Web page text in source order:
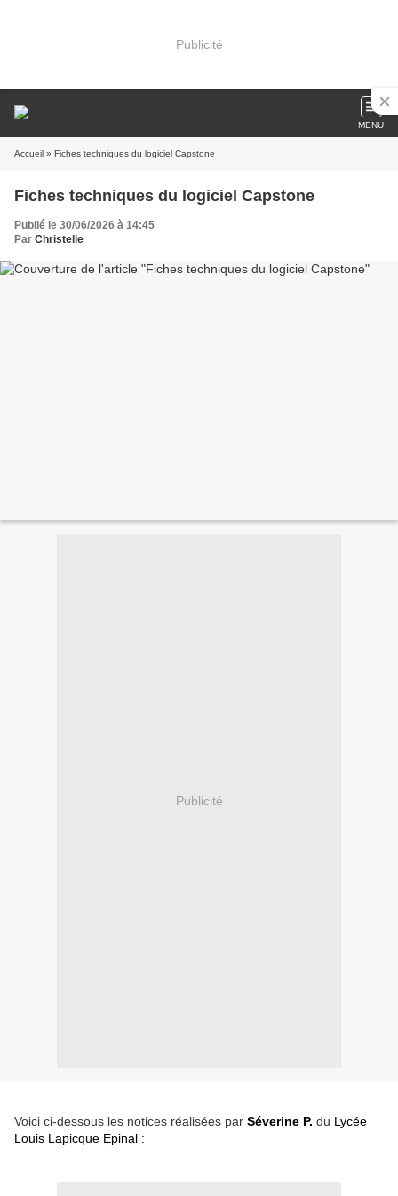
Publicité
MENU
Accueil » Fiches techniques du logiciel Capstone
Fiches techniques du logiciel Capstone
Publié le 30/06/2026 à 14:45
Par Christelle
Publicité
Voici ci-dessous les notices réalisées par Séverine P. du Lycée
Louis Lapicque Epinal :